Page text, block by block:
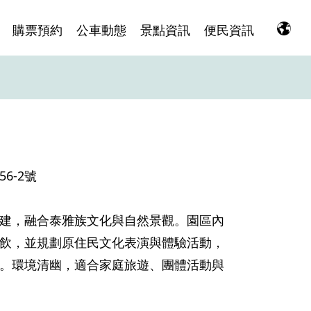
購票預約 公車動態 景點資訊 便民資訊
2號
，融合泰雅族文化與自然景觀。園區內
，並規劃原住民文化表演與體驗活動，
環境清幽，適合家庭旅遊、團體活動與